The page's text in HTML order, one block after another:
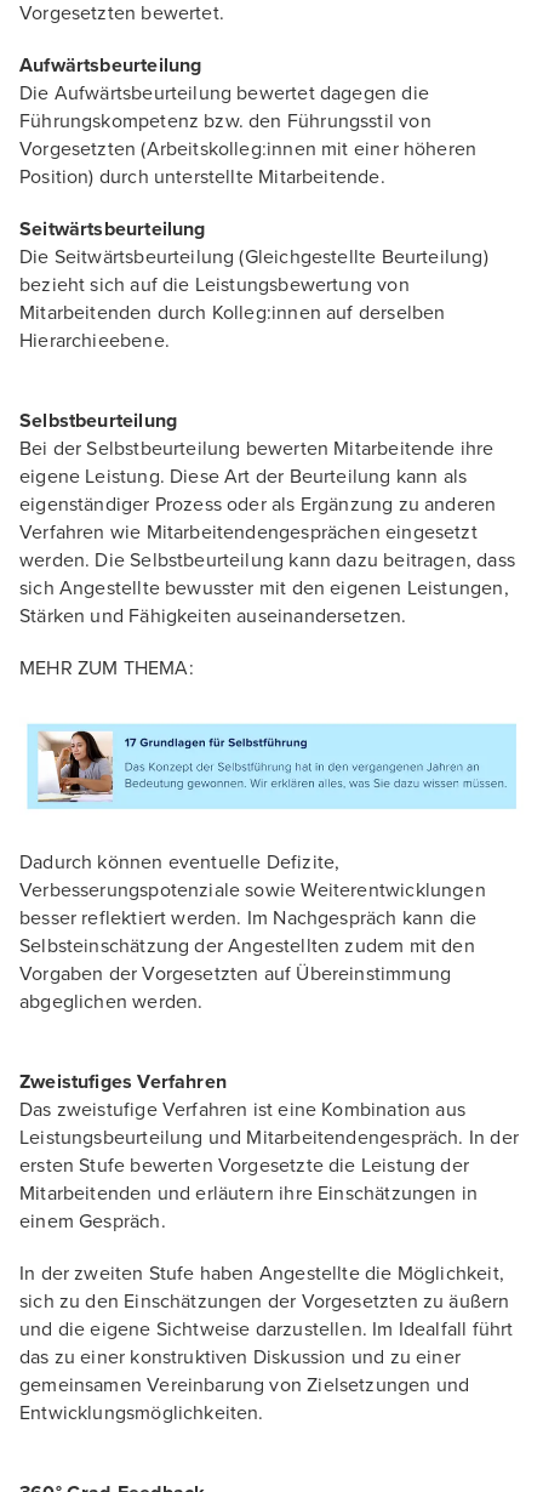
Vorgesetzten bewertet.
Aufwärtsbeurteilung
Die Aufwärtsbeurteilung bewertet dagegen die
Führungskompetenz bzw. den Führungsstil von
Vorgesetzten (Arbeitskolleg:innen mit einer höheren
Position) durch unterstellte Mitarbeitende.
Seitwärtsbeurteilung
Die Seitwärtsbeurteilung (Gleichgestellte Beurteilung)
bezieht sich auf die Leistungsbewertung von
Mitarbeitenden durch Kolleg:innen auf derselben
Hierarchieebene.
Selbstbeurteilung
Bei der Selbstbeurteilung bewerten Mitarbeitende ihre
eigene Leistung. Diese Art der Beurteilung kann als
eigenständiger Prozess oder als Ergänzung zu anderen
Verfahren wie Mitarbeitendengesprächen eingesetzt
werden. Die Selbstbeurteilung kann dazu beitragen, dass
sich Angestellte bewusster mit den eigenen Leistungen,
Stärken und Fähigkeiten auseinandersetzen.
MEHR ZUM THEMA:
Dadurch können eventuelle Defizite,
Verbesserungspotenziale sowie Weiterentwicklungen
besser reflektiert werden. Im Nachgespräch kann die
Selbsteinschätzung der Angestellten zudem mit den
Vorgaben der Vorgesetzten auf Übereinstimmung
abgeglichen werden.
Zweistufiges Verfahren
Das zweistufige Verfahren ist eine Kombination aus
Leistungsbeurteilung und Mitarbeitendengespräch. In der
ersten Stufe bewerten Vorgesetzte die Leistung der
Mitarbeitenden und erläutern ihre Einschätzungen in
einem Gespräch.
In der zweiten Stufe haben Angestellte die Möglichkeit,
sich zu den Einschätzungen der Vorgesetzten zu äußern
und die eigene Sichtweise darzustellen. Im Idealfall führt
das zu einer konstruktiven Diskussion und zu einer
gemeinsamen Vereinbarung von Zielsetzungen und
Entwicklungsmöglichkeiten.